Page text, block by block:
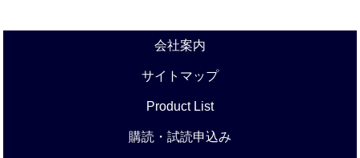
会社案内
サイトマップ
Product List
購読・試読申込み